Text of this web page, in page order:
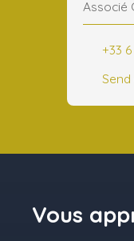
Associé
+33
Vous